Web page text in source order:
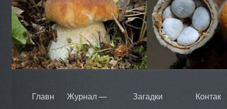
Главн
Журнал —
Загадки
Контак